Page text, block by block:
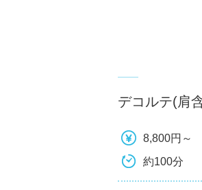
デコルテ(肩
8,800円～
約100分